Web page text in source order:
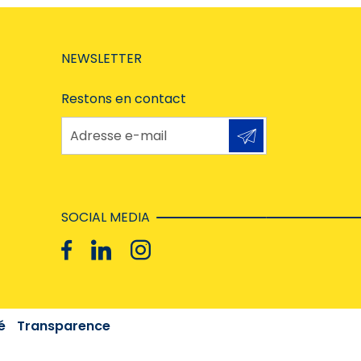
NEWSLETTER
Restons en contact
Adresse e-mail
SOCIAL MEDIA
Transparence